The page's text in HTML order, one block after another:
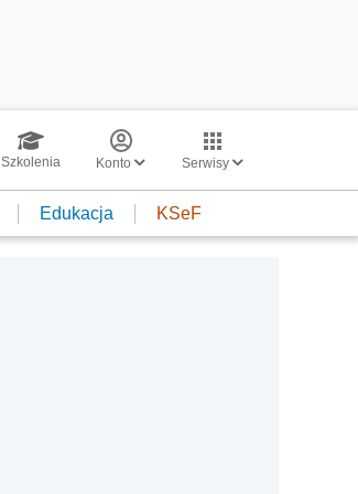
Szkolenia Konto Serwisy
Edukacja KSeF